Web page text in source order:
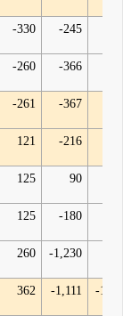
-330 -245
-260 -366
-261 -367
121 -216
125 90
125 -180
260 -1,230
362 -1,111 -